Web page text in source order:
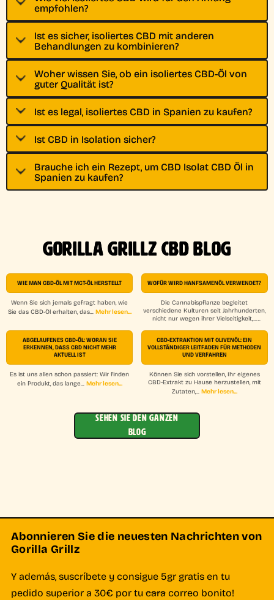
empfohlen?
Ist es sicher, isoliertes CBD mit anderen
Behandlungen zu kombinieren?
Woher wissen Sie, ob ein isoliertes CBD-Öl von
guter Qualität ist?
Ist es legal, isoliertes CBD in Spanien zu kaufen?
Ist CBD in Isolation sicher?
Brauche ich ein Rezept, um CBD Isolat CBD Öl in
Spanien zu kaufen?
GORILLA GRILLZ CBD BLOG
WIE MAN CBD-ÖL MIT MCT-ÖL HERSTELLT
Wenn Sie sich jemals gefragt haben, wie
Sie das CBD-Öl erhalten, das... Mehr lesen...
WOFÜR WIRD HANFSAMENÖL VERWENDET?
Die Cannabispflanze begleitet
verschiedene Kulturen seit Jahrhunderten,
nicht nur wegen ihrer Vielseitigkeit,...
ABGELAUFENES CBD-ÖL: WORAN SIE
ERKENNEN, DASS CBD NICHT MEHR
AKTUELL IST
Es ist uns allen schon passiert: Wir finden
ein Produkt, das lange... Mehr lesen...
CBD-EXTRAKTION MIT OLIVENÖL: EIN
VOLLSTÄNDIGER LEITFADEN FÜR METHODEN
UND VERFAHREN
Können Sie sich vorstellen, Ihr eigenes
CBD-Extrakt zu Hause herzustellen, mit
Zutaten,... Mehr lesen...
SEHEN SIE DEN GANZEN
BLOG
Abonnieren Sie die neuesten Nachrichten von
Gorilla Grillz
Y además, suscríbete y consigue 5gr gratis en tu
pedido superior a 30€ por tucaracorreo bonito!